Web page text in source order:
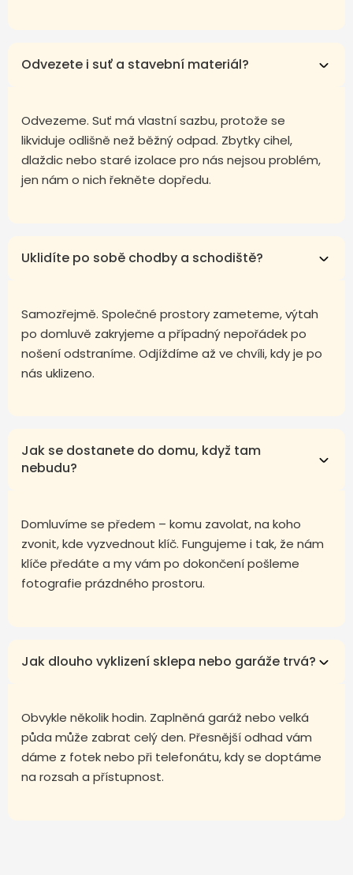
Odvezete i suť a stavební materiál?
Odvezeme. Suť má vlastní sazbu, protože se
likviduje odlišně než běžný odpad. Zbytky cihel,
dlaždic nebo staré izolace pro nás nejsou problém,
jen nám o nich řekněte dopředu.
Uklidíte po sobě chodby a schodiště?
Samozřejmě. Společné prostory zameteme, výtah
po domluvě zakryjeme a případný nepořádek po
nošení odstraníme. Odjíždíme až ve chvíli, kdy je po
nás uklizeno.
Jak se dostanete do domu, když tam
nebudu?
Domluvíme se předem – komu zavolat, na koho
zvonit, kde vyzvednout klíč. Fungujeme i tak, že nám
klíče předáte a my vám po dokončení pošleme
fotografie prázdného prostoru.
Jak dlouho vyklizení sklepa nebo garáže trvá?
Obvykle několik hodin. Zaplněná garáž nebo velká
půda může zabrat celý den. Přesnější odhad vám
dáme z fotek nebo při telefonátu, kdy se doptáme
na rozsah a přístupnost.